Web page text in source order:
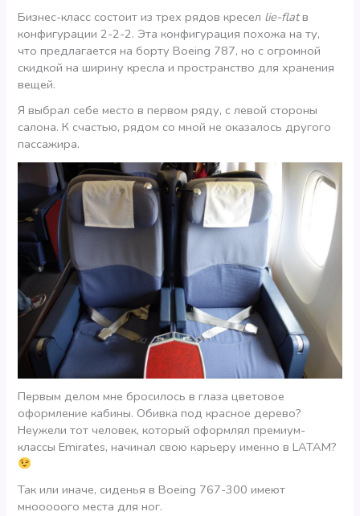
Бизнес-класс состоит из трех рядов кресел lie-flatв
конфигурации 2-2-2. Эта конфигурация похожа на ту,
что предлагается на борту Boeing 787, но с огромной
скидкой на ширину кресла и пространство для хранения
вещей.
Я выбрал себе место в первом ряду, с левой стороны
салона. К счастью, рядом со мной не оказалось другого
пассажира.
Первым делом мне бросилось в глаза цветовое
оформление кабины. Обивка под красное дерево?
Неужели тот человек, который оформлял премиум-
классы Emirates, начинал свою карьеру именно в LATAM?
Так или иначе, сиденья в Boeing 767-300 имеют
мнооооого места для ног.